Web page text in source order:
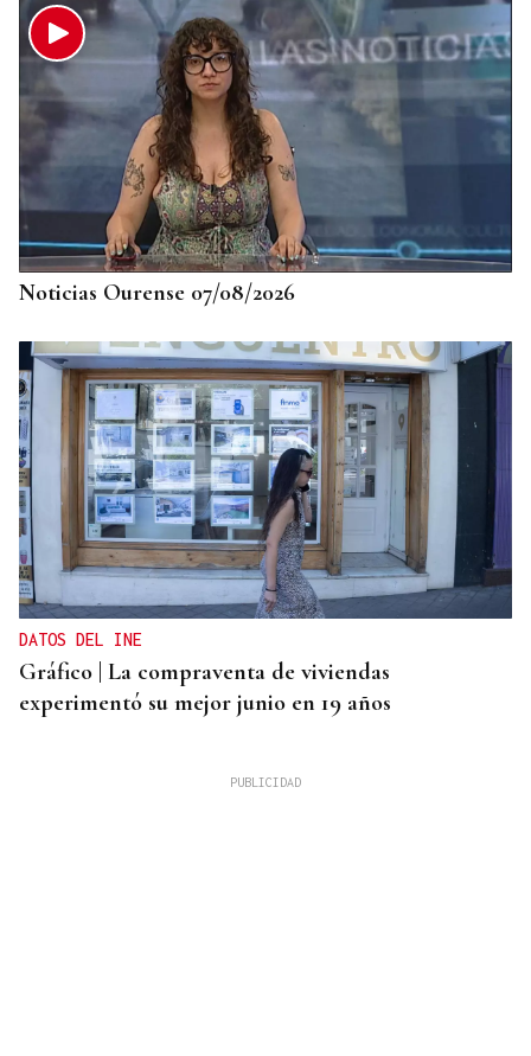
Noticias Ourense 07/08/2026
DATOS DEL INE
Gráfico | La compraventa de viviendas
experimentó su mejor junio en 19 años